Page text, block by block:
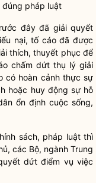
pháp luật
đây đã giải quyết
nại, tố cáo đã được
thích, thuyết phục để
chấm dứt thụ lý giải
có hoàn cảnh thực sự
hoặc huy động sự hỗ
ổn định cuộc sống,
sách, pháp luậtthì
các Bộ, ngành Trung
dứt điểm vụ việc